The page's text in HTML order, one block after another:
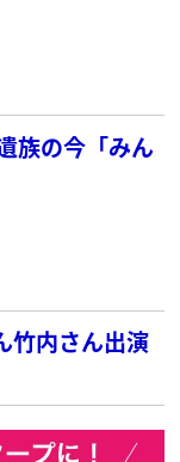
族の今「みん
竹内さん出演